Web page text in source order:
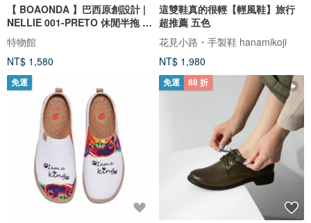
【 BOAONDA 】巴西原創設計 |
NELLIE 001-PRETO 休閒半拖 女
鞋
特物館
NT$ 1,580
這雙鞋真的很輕【輕風鞋】旅行
超推薦 五色
花見小路・手製鞋 hanamikoji
NT$ 1,980
免運 免運 88 折